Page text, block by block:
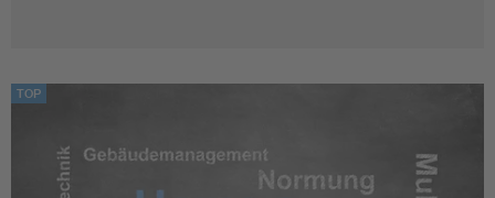
TOP